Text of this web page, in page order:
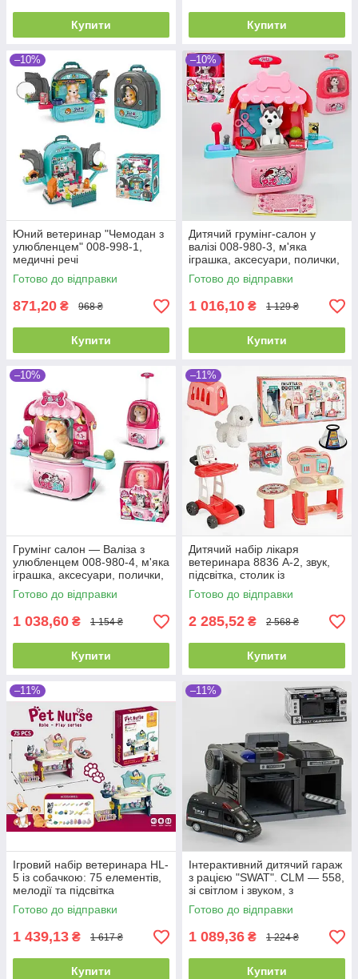
Купити Купити
–10%
Юний ветеринар "Чемодан з
улюбленцем" 008-998-1,
медичні речі
Готово до відправки
871,20 ₴ 968 ₴
Купити
–10%
Дитячий грумінг-салон у
валізі 008-980-3, м'яка
іграшка, аксесуари, полички,
приладдя
Готово до відправки
1 016,10 ₴ 1 129 ₴
Купити
–10%
Грумінг салон — Валіза з
улюбленцем 008-980-4, м'яка
іграшка, аксесуари, полички,
приладдя
Готово до відправки
1 038,60 ₴ 1 154 ₴
Купити
–11%
Дитячий набір лікаря
ветеринара 8836 A-2, звук,
підсвітка, столик із
поличками, візок, переноска,
собачка
Готово до відправки
2 285,52 ₴ 2 568 ₴
Купити
–11%
Ігровий набір ветеринара HL-
5 із собачкою: 75 елементів,
мелодії та підсвітка
Готово до відправки
1 439,13 ₴ 1 617 ₴
Купити
–11%
Інтерактивний дитячий гараж
з рацією "SWAT". CLM — 558,
зі світлом і звуком, з
машинкою
Готово до відправки
1 089,36 ₴ 1 224 ₴
Купити